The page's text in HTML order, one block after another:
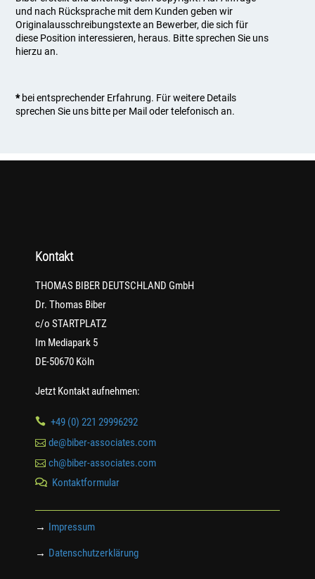
und nach Rücksprache mit dem Kunden geben wir
Originalausschreibungstexte an Bewerber, die sich für
diese Position interessieren, heraus. Bitte sprechen Sie uns
hierzu an.
* bei entsprechender Erfahrung. Für weitere Details
sprechen Sie uns bitte per Mail oder telefonisch an.
Kontakt
THOMAS BIBER DEUTSCHLAND GmbH
Dr. Thomas Biber
c/o STARTPLATZ
Im Mediapark 5
DE-50670 Köln
Jetzt Kontakt aufnehmen:
 +49 (0) 221 29996292
 de@biber-associates.com
 ch@biber-associates.com
 Kontaktformular
→ Impressum
→ Datenschutzerklärung